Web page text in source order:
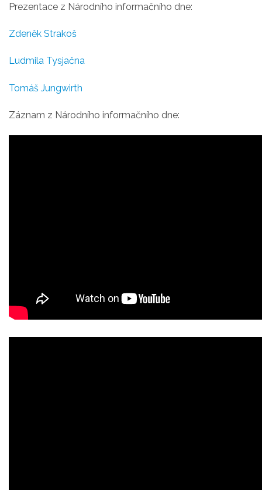
Prezentace z Národního informačního dne:
Zdeněk Strakoš
Ludmila Tysjačna
Tomáš Jungwirth
Záznam z Národního informačního dne: